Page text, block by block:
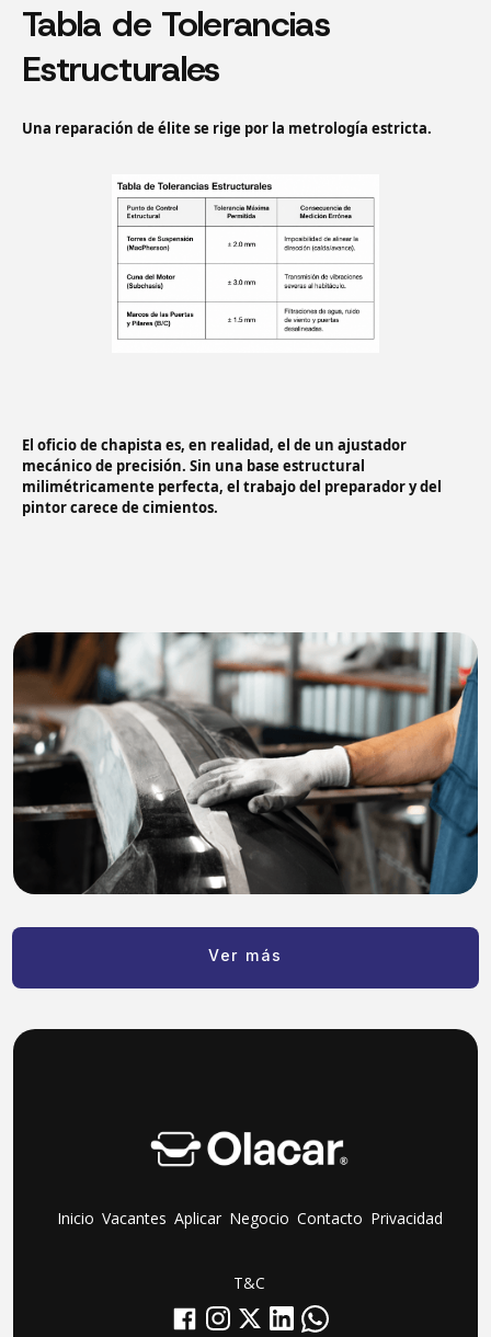
Tabla de Tolerancias
Estructurales
Una reparación de élite se rige por la metrología estricta.
El oficio de chapista es, en realidad, el de un ajustador
mecánico de precisión. Sin una base estructural
milimétricamente perfecta, el trabajo del preparador y del
pintor carece de cimientos.
Ver más
Inicio Vacantes Aplicar Negocio Contacto Privacidad
T&C